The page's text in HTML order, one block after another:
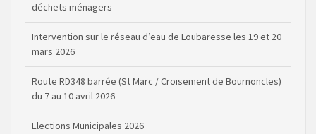
déchets ménagers
Intervention sur le réseau d’eau de Loubaresse les 19 et 20
mars 2026
Route RD348 barrée (St Marc / Croisement de Bournoncles)
du 7 au 10 avril 2026
Elections Municipales 2026